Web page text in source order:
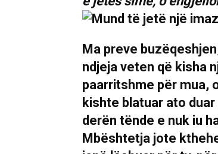
Ma preve
ndjeja veten që kisha
paarritshme për mua,
kishte blatuar ato
derën tënde e nuk iu
Mbështetja jote